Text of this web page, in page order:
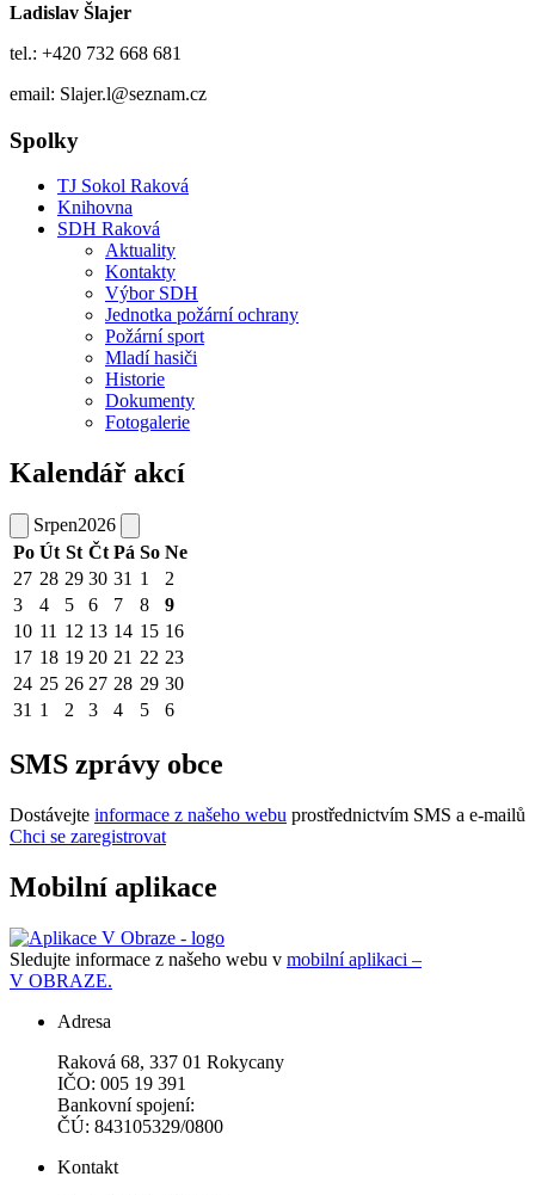
Ladislav Šlajer
tel.: +420 732 668 681
email: Slajer.l@seznam.cz
Spolky
TJ Sokol Raková
Knihovna
SDH Raková
Aktuality
Kontakty
Výbor SDH
Jednotka požární ochrany
Požární sport
Mladí hasiči
Historie
Dokumenty
Fotogalerie
Kalendář akcí
Srpen2026
Po Út St Čt Pá So Ne
27 28 29 30 31 1
2
3
4 5 6 7 8
9
10 11 12 13 14 15 16
17 18 19 20 21 22 23
24 25 26 27 28 29 30
31 1 2 3 4 5 6
SMS zprávy obce
Dostávejte informace z našeho webu prostřednictvím SMS a e-mailů
Chci se zaregistrovat
Mobilní aplikace
Sledujte informace z našeho webu v mobilní aplikaci –
V OBRAZE.
Adresa
Raková 68, 337 01 Rokycany
IČO: 005 19 391
Bankovní spojení:
ČÚ: 843105329/0800
Kontakt